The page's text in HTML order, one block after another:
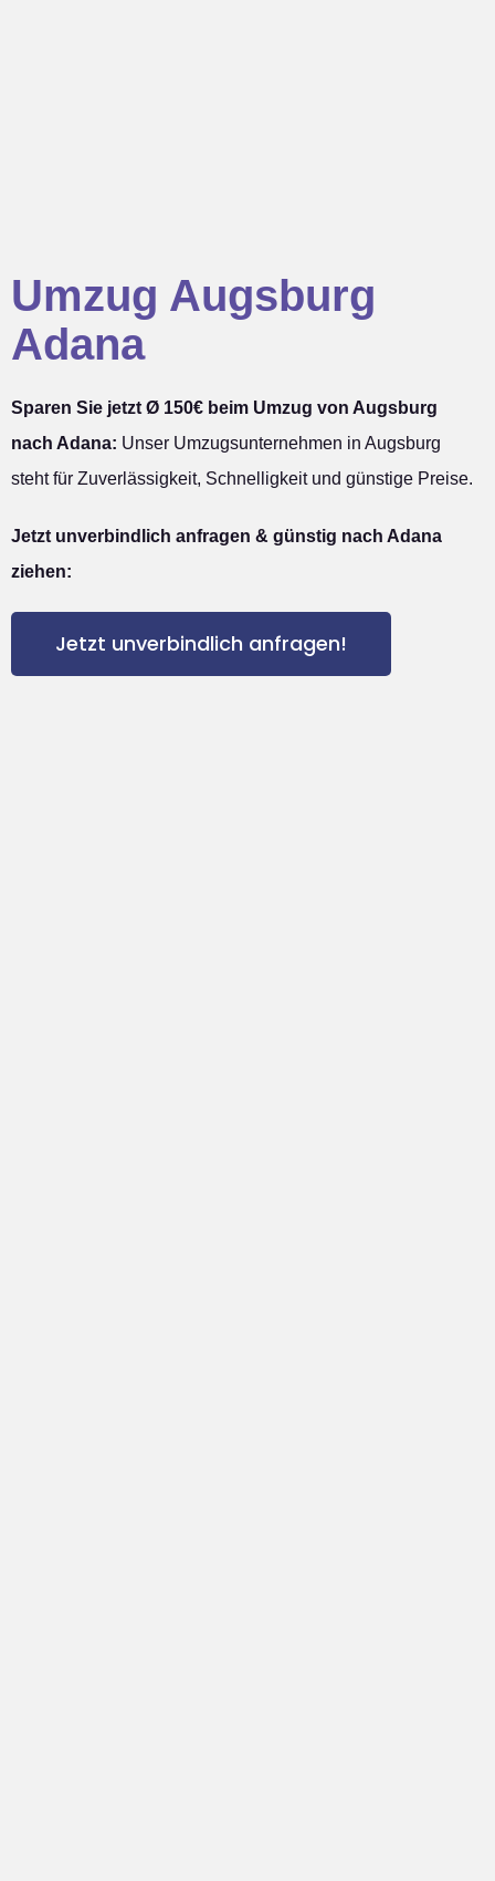
Umzug Augsburg
Adana
Sparen Sie jetzt Ø 150€ beim Umzug von Augsburg
nach Adana: Unser Umzugsunternehmen in Augsburg
steht für Zuverlässigkeit, Schnelligkeit und günstige Preise.
Jetzt unverbindlich anfragen & günstig nach Adana
ziehen:
Jetzt unverbindlich anfragen!